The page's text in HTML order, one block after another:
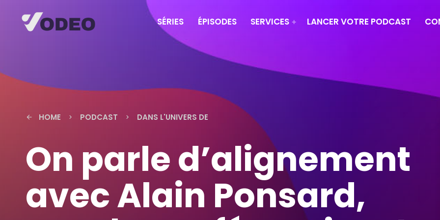
SÉRIES ÉPISODES SERVICES LANCER VOTRE PODCAST
arrow_back HOME keyboard_arrow_right PODCAST keyboard_arrow_right DANS L'UNIVERS DE
On parle d’alignement
avec Alain Ponsard,